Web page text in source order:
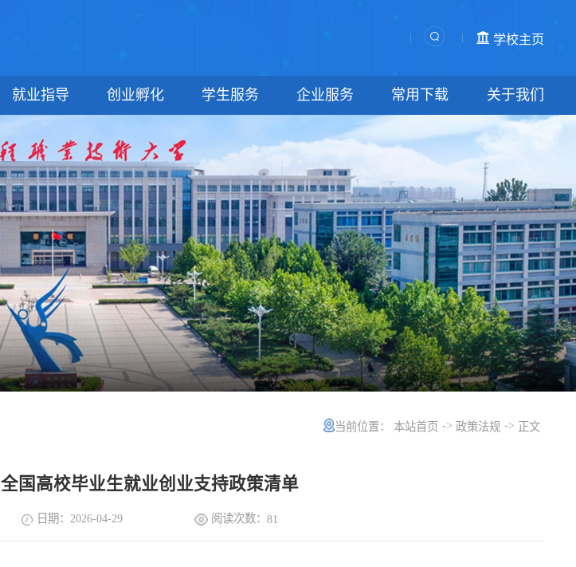
学校主页
就业指导 创业孵化 学生服务 企业服务 常用下载 关于我们
当前位置： 本站首页 -> 政策法规 -> 正文
全国高校毕业生就业创业支持政策清单
日期：2026-04-29 阅读次数：81